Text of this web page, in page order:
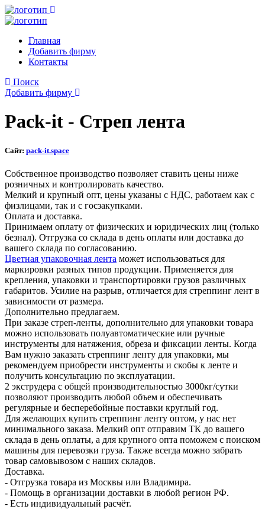
Главная
Добавить фирму
Контакты
Поиск
Добавить фирму
Pack-it - Стреп лента
Сайт: pack-it.space
Собственное производство позволяет ставить цены ниже
розничных и контролировать качество.
Мелкий и крупный опт, цены указаны с НДС, работаем как с
физлицами, так и с госзакупками.
Оплата и доставка.
Принимаем оплату от физических и юридических лиц (только
безнал). Отгрузка со склада в день оплаты или доставка до
вашего склада по согласованию.
Цветная упаковочная лента может использоваться для
маркировки разных типов продукции. Применяется для
крепления, упаковки и транспортировки грузов различных
габаритов. Усилие на разрыв, отличается для стреппинг лент в
зависимости от размера.
Дополнительно предлагаем.
При заказе стреп-ленты, дополнительно для упаковки товара
можно использовать полуавтоматические или ручные
инструменты для натяжения, обреза и фиксации ленты. Когда
Вам нужно заказать стреппинг ленту для упаковки, мы
рекомендуем приобрести инструменты и скобы к ленте и
получить консультацию по эксплуатации.
2 экструдера с общей производительностью 3000кг/сутки
позволяют производить любой объем и обеспечивать
регулярные и бесперебойные поставки круглый год.
Для желающих купить стреппинг ленту оптом, у нас нет
минимального заказа. Мелкий опт отправим ТК до вашего
склада в день оплаты, а для крупного опта поможем с поиском
машины для перевозки груза. Также всегда можно забрать
товар самовывозом с наших складов.
Доставка.
- Отгрузка товара из Москвы или Владимира.
- Помощь в организации доставки в любой регион РФ.
- Есть индивидуальный расчёт.